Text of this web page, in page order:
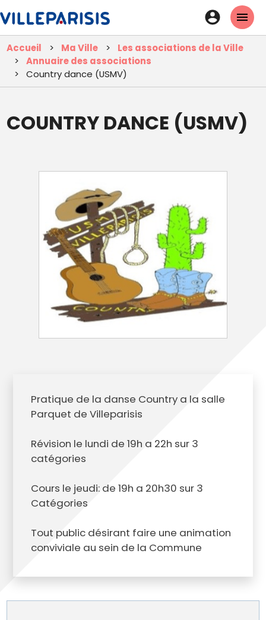
contenu
principal
En-
tête
-
Accueil Ma Ville
Les associations de la Ville
Annuaire des associations
Country dance (USMV)
COUNTRY DANCE (USMV)
Pratique de la danse Country a la salle
Parquet de Villeparisis
Révision le lundi de 19h a 22h sur 3
catégories
Cours le jeudi: de 19h a 20h30 sur 3
Catégories
Tout public désirant faire une animation
conviviale au sein de la Commune